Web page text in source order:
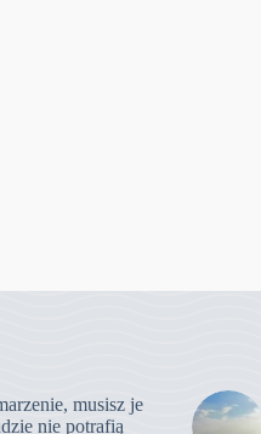
musisz je
nie potrafią